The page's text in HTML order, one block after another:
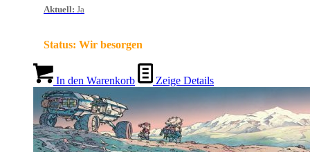
Aktuell: Ja
Status: Wir besorgen
In den Warenkorb Zeige Details